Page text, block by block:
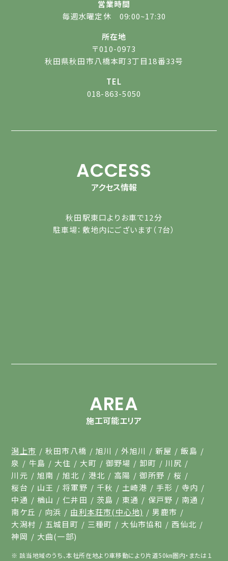
営業時間
毎週水曜定休 09:00~17:30
所在地
〒010-0973
秋田県秋田市八橋本町3丁目18番33号
TEL
018-863-5050
ACCESS
アクセス情報
秋田駅東口よりお車で12分
駐車場：敷地内にございます（7台）
AREA
施工可能エリア
潟上市 秋田市八橋 旭川 外旭川 新屋
飯島
泉
牛島 大住 大町 御野場 卸町
川尻
川元
旭南 旭北 港北 高陽 御所野
桜
桜台
山王 将軍野 千秋 土崎港 手形
寺内
中通
楢山 仁井田 茨島 東通 保戸野
南通
南ケ丘
向浜 由利本荘市(中心地)
男鹿市
大潟村
五城目町 三種町 大仙市協和
西仙北
神岡
大曲(一部)
該当地域のうち、本社所在地より車移動により片道50㎞圏内・または１